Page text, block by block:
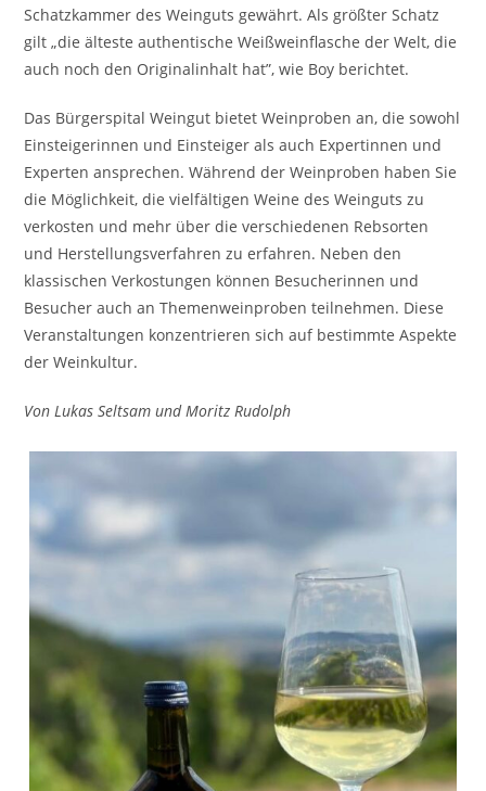
Schatzkammer des Weinguts gewährt. Als größter Schatz
gilt „die älteste authentische Weißweinflasche der Welt, die
auch noch den Originalinhalt hat”, wie Boy berichtet.
Das Bürgerspital Weingut bietet Weinproben an, die sowohl
Einsteigerinnen und Einsteiger als auch Expertinnen und
Experten ansprechen. Während der Weinproben haben Sie
die Möglichkeit, die vielfältigen Weine des Weinguts zu
verkosten und mehr über die verschiedenen Rebsorten
und Herstellungsverfahren zu erfahren. Neben den
klassischen Verkostungen können Besucherinnen und
Besucher auch an Themenweinproben teilnehmen. Diese
Veranstaltungen konzentrieren sich auf bestimmte Aspekte
der Weinkultur.
Von Lukas Seltsam und Moritz Rudolph